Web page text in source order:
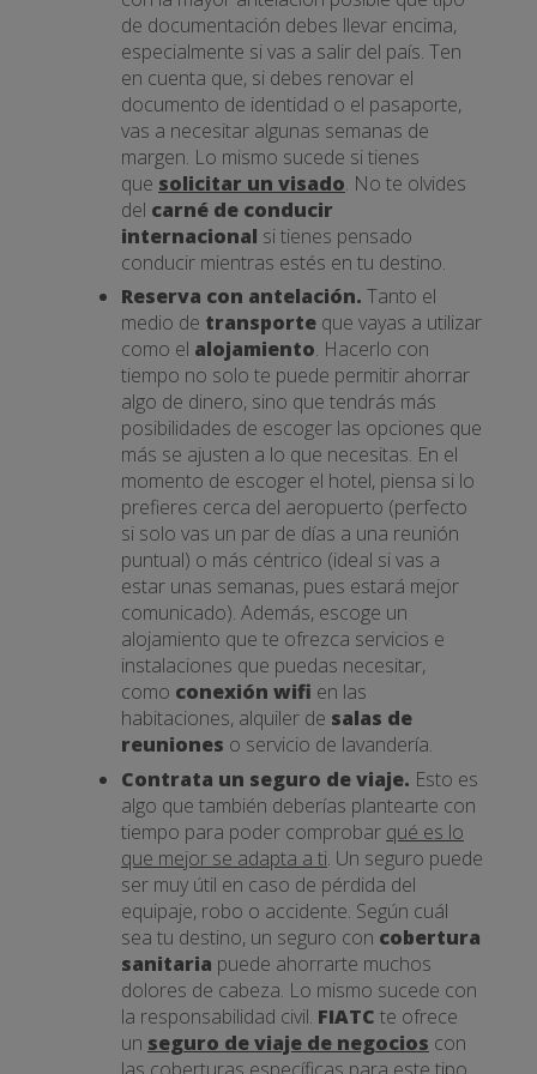
de documentación debes llevar encima,
especialmente si vas a salir del país. Ten
en cuenta que, si debes renovar el
documento de identidad o el pasaporte,
vas a necesitar algunas semanas de
margen. Lo mismo sucede si tienes
que solicitar un visado. No te olvides
del carné de conducir
internacional si tienes pensado
conducir mientras estés en tu destino.
Reserva con antelación. Tanto el
medio de transporte que vayas a utilizar
como el alojamiento. Hacerlo con
tiempo no solo te puede permitir ahorrar
algo de dinero, sino que tendrás más
posibilidades de escoger las opciones que
más se ajusten a lo que necesitas. En el
momento de escoger el hotel, piensa si lo
prefieres cerca del aeropuerto (perfecto
si solo vas un par de días a una reunión
puntual) o más céntrico (ideal si vas a
estar unas semanas, pues estará mejor
comunicado). Además, escoge un
alojamiento que te ofrezca servicios e
instalaciones que puedas necesitar,
como conexión wifi en las
habitaciones, alquiler de salas de
reuniones o servicio de lavandería.
Contrata un seguro de viaje. Esto es
algo que también deberías plantearte con
tiempo para poder comprobar qué es lo
que mejor se adapta a ti. Un seguro puede
ser muy útil en caso de pérdida del
equipaje, robo o accidente. Según cuál
sea tu destino, un seguro con cobertura
sanitaria puede ahorrarte muchos
dolores de cabeza. Lo mismo sucede con
la responsabilidad civil. FIATC te ofrece
un seguro de viaje de negocios con